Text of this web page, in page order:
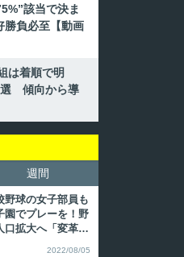
該当で決ま
負必至【動画
は着順で明
選 傾向から導
週間
野球の女子部員も
園でプレーを！野
口拡大へ「変革の
2022/08/05